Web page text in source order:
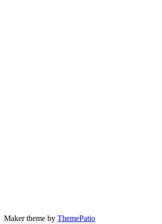
Maker theme by ThemePatio